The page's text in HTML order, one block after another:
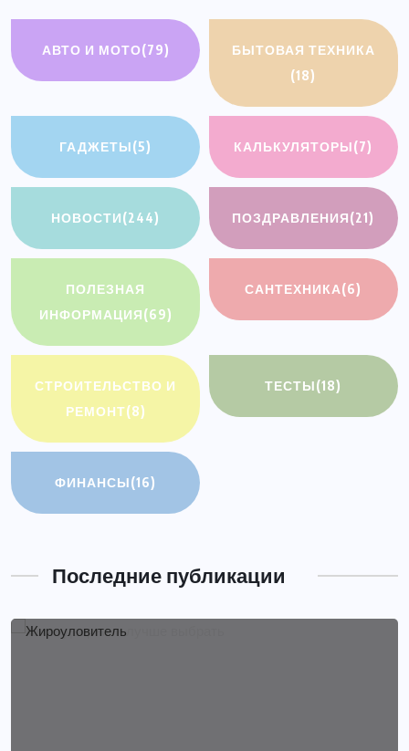
АВТО И МОТО(79)
БЫТОВАЯ ТЕХНИКА
(18)
ГАДЖЕТЫ(5) КАЛЬКУЛЯТОРЫ(7)
НОВОСТИ(244) ПОЗДРАВЛЕНИЯ(21)
ПОЛЕЗНАЯ
ИНФОРМАЦИЯ(69)
САНТЕХНИКА(6)
СТРОИТЕЛЬСТВО И
РЕМОНТ(8)
ТЕСТЫ(18)
ФИНАНСЫ(16)
Последние публикации